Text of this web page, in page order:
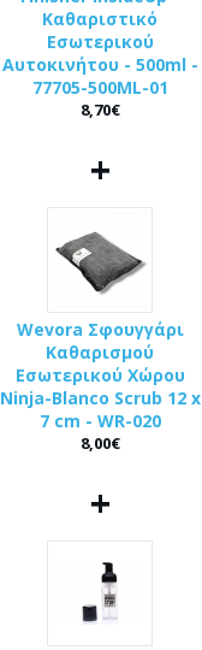
Καθαριστικό
Εσωτερικού
Αυτοκινήτου - 500ml -
77705-500ML-01
8,70€
+
Wevora Σφουγγάρι
Καθαρισμού
Εσωτερικού Χώρου
Ninja-Blanco Scrub 12 x
7 cm - WR-020
8,00€
+